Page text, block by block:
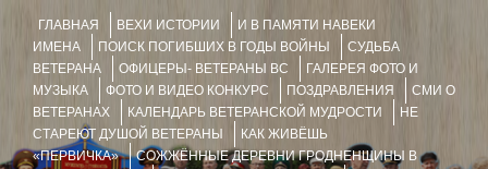
ГЛАВНАЯ ВЕХИ ИСТОРИИ
И В ПАМЯТИ НАВЕКИ
ИМЕНА
ПОИСК ПОГИБШИХ В ГОДЫ ВОЙНЫ
СУДЬБА
ВЕТЕРАНА
ОФИЦЕРЫ- ВЕТЕРАНЫ ВС
ГАЛЕРЕЯ ФОТО И
МУЗЫКА
ФОТО И ВИДЕО КОНКУРС ПОЗДРАВЛЕНИЯ
СМИ О
ВЕТЕРАНАХ
КАЛЕНДАРЬ ВЕТЕРАНСКОЙ МУДРОСТИ
НЕ
СТАРЕЮТ ДУШОЙ ВЕТЕРАНЫ
КАК ЖИВЁШЬ
«ПЕРВИЧКА»
СОЖЖЁННЫЕ ДЕРЕВНИ ГРОДНЕНЩИНЫ В